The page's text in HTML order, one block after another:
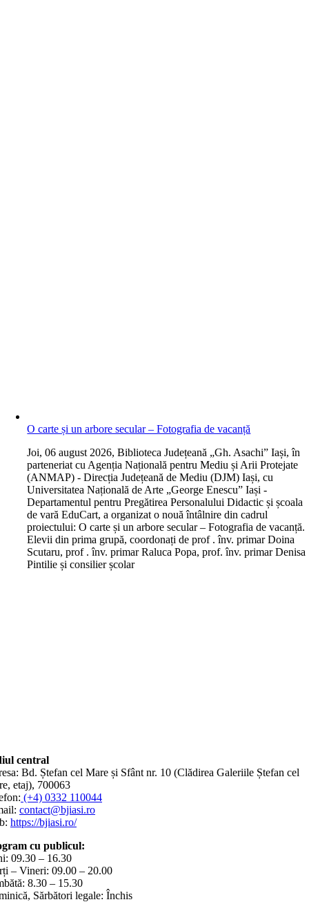
O carte și un arbore secular – Fotografia de vacanță
Joi, 06 august 2026, Biblioteca Județeană „Gh. Asachi” Iași, în
parteneriat cu Agenția Națională pentru Mediu și Arii Protejate
(ANMAP) - Direcția Județeană de Mediu (DJM) Iași, cu
Universitatea Națională de Arte „George Enescu” Iași -
Departamentul pentru Pregătirea Personalului Didactic și școala
de vară EduCart, a organizat o nouă întâlnire din cadrul
proiectului: O carte și un arbore secular – Fotografia de vacanță.
Elevii din prima grupă, coordonați de prof . înv. primar Doina
Scutaru, prof . înv. primar Raluca Popa, prof. înv. primar Denisa
Pintilie și consilier școlar
central
Bd. Ștefan cel Mare și Sfânt nr. 10 (Clădirea Galeriile Ștefan cel
etaj), 700063
(+4) 0332 110044
contact@bjiasi.ro
https://bjiasi.ro/
cu publicul:
09.30 – 16.30
– Vineri: 09.00 – 20.00
8.30 – 15.30
Sărbători legale: Închis